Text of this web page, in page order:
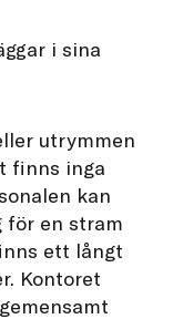
i sina
utrymmen
finns inga
kan
för en stram
ett långt
Kontoret